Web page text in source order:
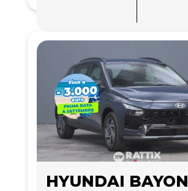
HYUNDAI BAYON